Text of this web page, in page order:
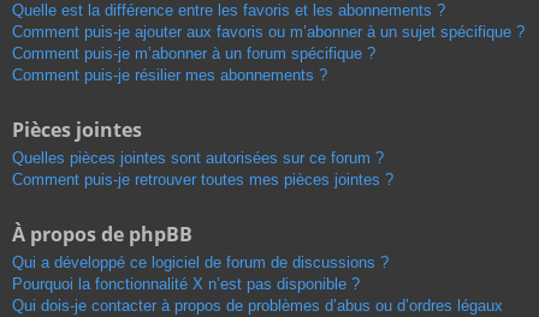
Quelle est la différence entre les favoris et les abonnements ?
Comment puis-je ajouter aux favoris ou m’abonner à un sujet spécifique ?
Comment puis-je m’abonner à un forum spécifique ?
Comment puis-je résilier mes abonnements ?
Pièces jointes
Quelles pièces jointes sont autorisées sur ce forum ?
Comment puis-je retrouver toutes mes pièces jointes ?
À propos de phpBB
Qui a développé ce logiciel de forum de discussions ?
Pourquoi la fonctionnalité X n’est pas disponible ?
Qui dois-je contacter à propos de problèmes d’abus ou d’ordres légaux